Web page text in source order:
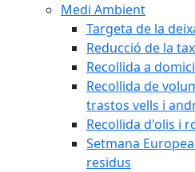
Medi Ambient
Targeta de la
Reducció de la
Recollida a
Recollida de
trastos vells i
Recollida d'olis i
Setmana
residus